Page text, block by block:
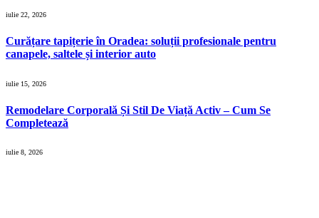
iulie 22, 2026
Curățare tapițerie în Oradea: soluții profesionale pentru
canapele, saltele și interior auto
iulie 15, 2026
Remodelare Corporală Și Stil De Viață Activ – Cum Se
Completează
iulie 8, 2026